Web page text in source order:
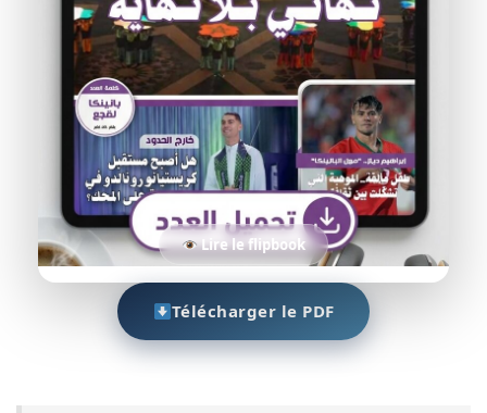
Lire le flipbook
Télécharger le PDF